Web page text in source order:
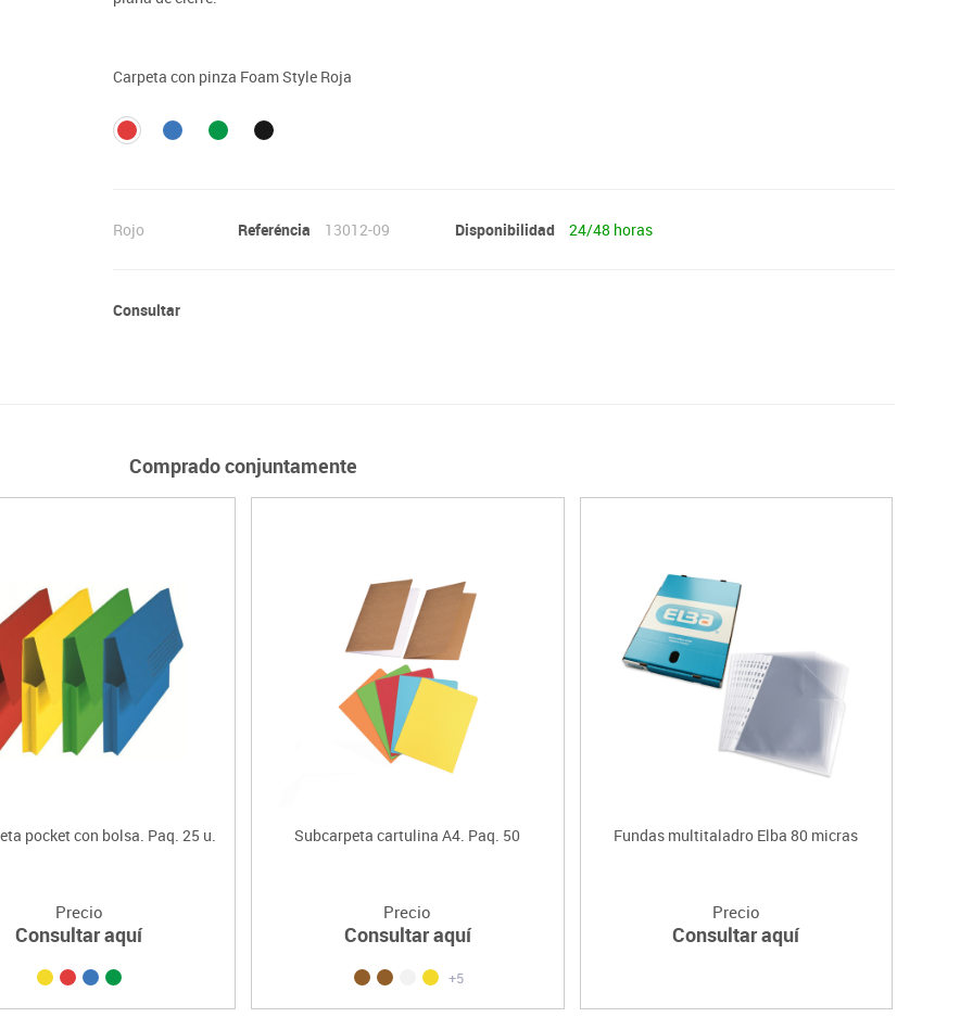
Carpeta con pinza Foam Style Roja
Rojo Referéncia 13012-09 Disponibilidad 24/48 horas
Consultar
Comprado conjuntamente
pocket con bolsa. Paq. 25 u.
Precio
Consultar aquí
Subcarpeta cartulina A4. Paq. 50
Precio
Consultar aquí
+5
Fundas multitaladro Elba 80 micras
Precio
Consultar aquí